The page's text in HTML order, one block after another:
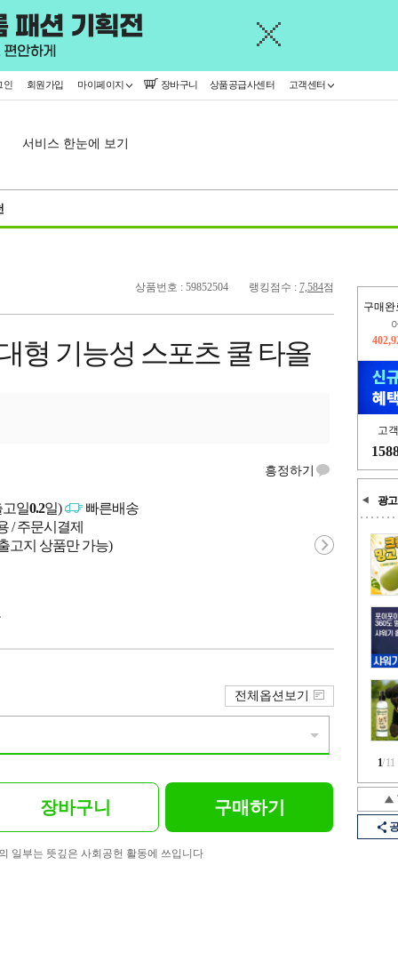
인 회원가입 마이페이지 장바구니 상품공급사센터 고객센터
서비스 한눈에 보기
구매완
오
고
광고
1/11
상품번호 : 59852504 랭킹점수 : 7,584점
형 기능성 스포츠 쿨 타올
흥정하기
일0.2일)
빠른배송
/ 주문시결제
고지 상품만 가능)
전체옵션보기
장바구니 구매하기
일부는 뜻깊은 사회공헌 활동에 쓰입니다